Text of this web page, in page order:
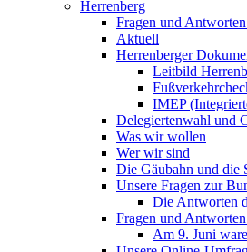
Herrenberg
Fragen und
Aktuell
Herrenberger
Leitbild
IMEP
Delegiertenwahl und
Was wir wollen
Wer wir sind
Die Gäubahn und die
Unsere Fragen zur
Die Antworten
Fragen und
Am 9. Juni